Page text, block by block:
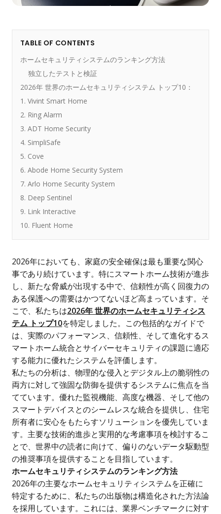
TABLE OF CONTENTS
ホームセキュリティシステムのランキング方法
独立したテストと検証
2026年 世界のホームセキュリティシステム トップ10：
1. Vivint Smart Home
2. Ring Alarm
3. ADT Home Security
4. SimpliSafe
5. Cove
6. Abode Home Security System
7. Arlo Home Security System
8. Deep Sentinel
9. Link Interactive
10. Fluent Home
2026年においても、家庭の安全確保は最も重要な関心
事であり続けています。特にスマートホーム技術が進歩
し、新たな脅威が出現する中で、信頼性が高く回復力の
ある保護への需要はかつてないほど高まっています。そ
こで、私たちは2026年 世界のホームセキュリティシス
テム トップ10を特定しました。この包括的なガイドで
は、実際のパフォーマンス、信頼性、そして進化するス
マートホーム統合とサイバーセキュリティの課題に適応
する能力に優れたシステムを評価します。
私たちの分析は、物理的な侵入とデジタル上の脆弱性の
両方に対して強固な防御を提供するシステムに焦点を当
てています。優れた監視機能、高度な機器、そして他の
スマートデバイスとのシームレスな統合を提供し、住宅
所有者に安心をもたらすソリューションを優先していま
す。主要な技術的進歩と実用的な考慮事項を検討するこ
とで、世界中の読者に向けて、偏りのないデータ駆動型
の推奨事項を提供することを目指しています。
ホームセキュリティシステムのランキング方法
2026年の主要なホームセキュリティシステムを正確に
特定するために、私たちの出版物は構造化された方法論
を採用しています。これには、業界ベンチマークに対す